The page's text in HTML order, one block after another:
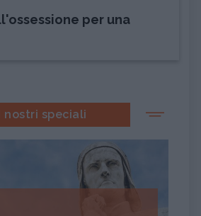
per una
I nostri speciali